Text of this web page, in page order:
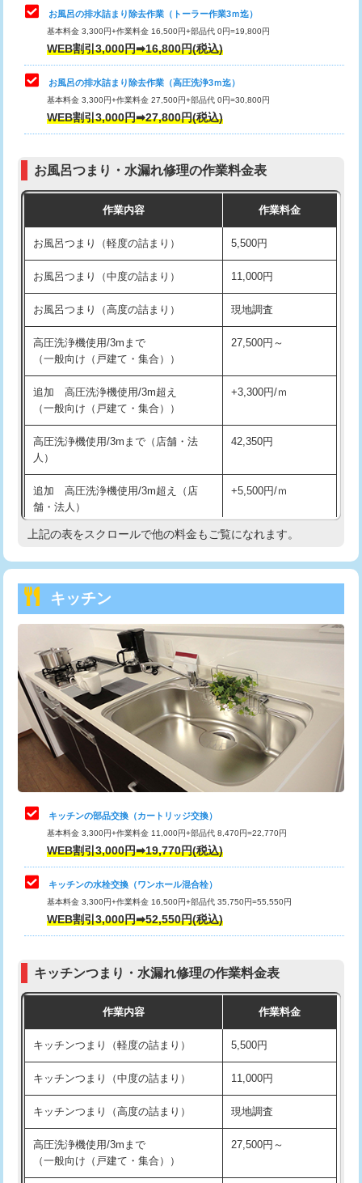
タンクレストイレ脱着 33,000円
小便器トイレ脱着
その他部品の脱着 8,800円～
交換・取付（タンク）
交換・取付（普通便座） 11,000円+材料費
交換・取付（温水洗浄便座） 16,500円+材料費
交換・取付(単水栓（壁付・デッキ
式）)
13,200円+材料費
交換・取付(混合水栓（壁付・デッキ
式・ワンホール）)
16,500円+材料費
交換・取付(排水栓・排水トラップ
（P/S/ポップアップ））
22,000円+材料費
交換・取付（その他部品） 11,000円+材料費
持込商品取付（単水栓） 13,200円
持込商品取付（混合水栓）
持込商品取付（浄水器・分岐水栓） 16,500円
持込商品取付（温水洗浄便座） 22,000円
持込商品取付（普通便座⇔温水洗浄便
22,000円
給水管工事※（ホール加工)
給水管工事※（バンド止め) 3,300円
給水管工事※（支持金具設置) 5,500円
給水管工事※（保温材使用（バンド止
め込み）)
5,500円
給水管工事※（土の掘削・埋め戻し作
11,000円
給水管工事※（塩ビ管（VP・HI）使
用/3ｍまで)
給水管工事※（塩ビ管（VP・HI）使
用（追加）/3ｍ超え)
給水管工事※（ライニング鋼管・銅
管・ポリ管・HT管使用/3ｍまで)
44,000円
管・ポリ管・HT管使用/3ｍ超え)
排水管工事（土の掘削・埋め戻し作
11,000円~
排水管工事（排水管工事/3ｍまで） 55,000円
排水管工事（追加 排水管工事/3ｍ超
+11,000円
マス交換（土の掘削・埋め戻し作業）
マス交換（深さ50㎝未満）
お風呂の排水詰まり除去作業（トーラー作業3ｍ迄）
基本料金 3,300円+作業料金 16,500円+部品代 0円=19,800円
WEB割引3,000円➡16,800円(税込)
お風呂の排水詰まり除去作業（高圧洗浄3ｍ迄）
基本料金 3,300円+作業料金 27,500円+部品代 0円=30,800円
WEB割引3,000円➡27,800円(税込)
お風呂つまり・水漏れ修理の作業料金表
作業内容 作業料金
お風呂つまり（軽度の詰まり） 5,500円
お風呂つまり（中度の詰まり） 11,000円
お風呂つまり（高度の詰まり） 現地調査
高圧洗浄機使用/3mまで
（一般向け（戸建て・集合））
27,500円～
追加 高圧洗浄機使用/3m超え
（一般向け（戸建て・集合））
+3,300円/ｍ
高圧洗浄機使用/3mまで（店舗・法
人）
42,350円
追加 高圧洗浄機使用/3m超え（店
舗・法人）
+5,500円/ｍ
高度高圧洗浄換 現地調査
トーラー機使用/3mまで
追加トーラー機使用/3m超え +3,300円
カメラ調査 33,000円
桝清掃 8,800円
止水・漏水調査・防水処理・清掃・修
理・調整・分解・加工など（軽作業）
11,000円
止水・漏水調査・防水処理・清掃・修
理・調整・分解・加工など（中作業）
22,000円
止水・漏水調査・防水処理・清掃・修
理・調整・分解・加工など（重作業）
33,000円
お風呂タンク脱着
その他部品の脱着
式・ワンホール）)
交換・取付(排水栓・排水トラップ
22,000円+材料費
持込商品取付（単水栓）
上記の表をスクロールで他の料金もご覧になれます。
キッチン
キッチンの部品交換（カートリッジ交換）
基本料金 3,300円+作業料金 11,000円+部品代 8,470円=22,770円
WEB割引3,000円➡19,770円(税込)
キッチンの水栓交換（ワンホール混合栓）
基本料金 3,300円+作業料金 16,500円+部品代 35,750円=55,550円
WEB割引3,000円➡52,550円(税込)
キッチンつまり・水漏れ修理の作業料金表
作業内容 作業料金
キッチンつまり（軽度の詰まり） 5,500円
キッチンつまり（中度の詰まり） 11,000円
キッチンつまり（高度の詰まり） 現地調査
高圧洗浄機使用/3mまで
（一般向け（戸建て・集合））
27,500円～